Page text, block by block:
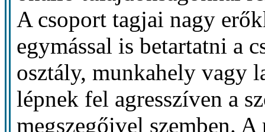
A csoport tagjai nagy
egymással is betartatni a
osztály, munkahely vagy
lépnek fel agresszíven a
megszegőivel szemben.